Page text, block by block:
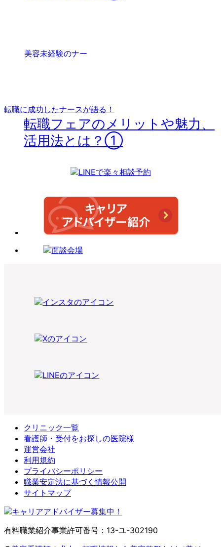
転職に成功したナースが語る！
転職フェアのメリットや魅力、
活用法とは？①
クリニック一覧
看護師・受付をお探しの医院様
運営会社
利用規約
プライバシーポリシー
職業安定法に基づく情報公開
サイトマップ
有料職業紹介事業許可番号：13-ユ-302190